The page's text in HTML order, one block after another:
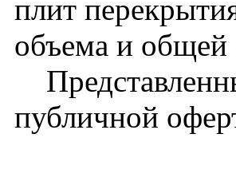
плит
объема и общей
публичной